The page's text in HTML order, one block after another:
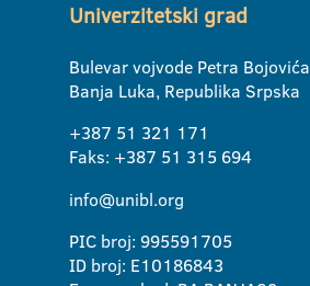
Univerzitetski grad
Bulevar vojvode Petra Bojovića
Banja Luka, Republika Srpska
+387 51 321 171
Faks: +387 51 315 694
info@unibl.org
PIC broj: 995591705
ID broj: E10186843